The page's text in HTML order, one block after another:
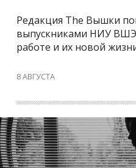
Редакция The Вышки
выпускниками НИУ ВШЭ
работе и их новой
8 АВГУСТА